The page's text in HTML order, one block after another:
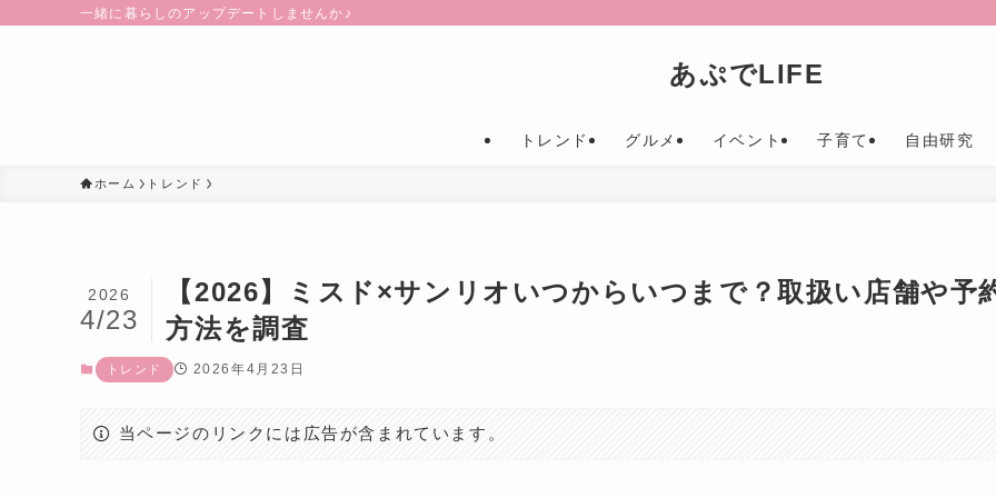
一緒に暮らしのアップデートしませんか♪
あぷでLIFE
トレンド グルメ イベント 子育て 自由研究
ホーム トレンド
【2026】ミスド×サンリオいつからいつまで？取扱い店舗や予
方法を調査
2026
4/23
トレンド 2026年4月23日
当ページのリンクには広告が含まれています。